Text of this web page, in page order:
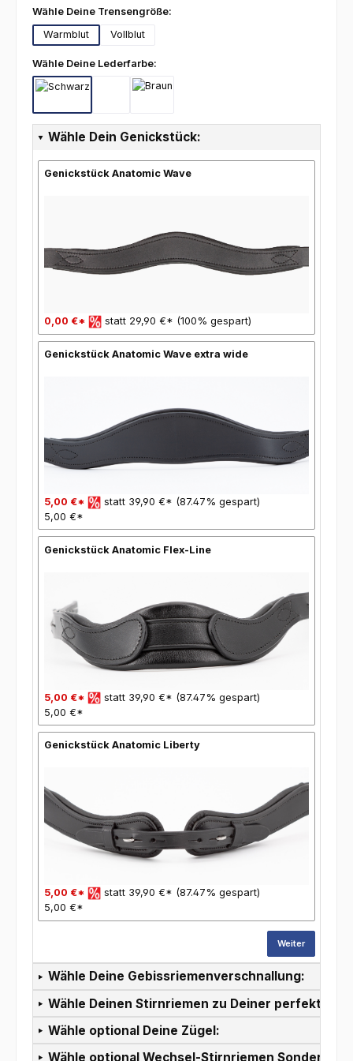
Wähle Deine Trensengröße:
Warmblut
Vollblut
Wähle Deine Lederfarbe:
Wähle Dein Genickstück:
Genickstück Anatomic Wave
0,00 €* statt 29,90 €* (100% gespart)
Genickstück Anatomic Wave extra wide
5,00 €*
statt 39,90 €* (87.47% gespart)
5,00 €*
Genickstück Anatomic Flex-Line
5,00 €*
statt 39,90 €* (87.47% gespart)
5,00 €*
Genickstück Anatomic Liberty
5,00 €*
statt 39,90 €* (87.47% gespart)
5,00 €*
Weiter
Wähle Deine Gebissriemenverschnallung:
Wähle Deinen Stirnriemen zu Deiner perfekten
Wähle optional Deine Zügel:
Wähle optional Wechsel-Stirnriemen